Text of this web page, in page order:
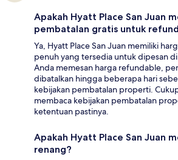
Apakah Hyatt Place San Juan
pembatalan gratis untuk
Ya, Hyatt Place San Juan memiliki
penuh yang tersedia untuk dipesan
Anda memesan harga refundable,
dibatalkan hingga beberapa hari
kebijakan pembatalan properti.
membaca kebijakan pembatalan
ketentuan pastinya.
Apakah Hyatt Place San Juan
renang?